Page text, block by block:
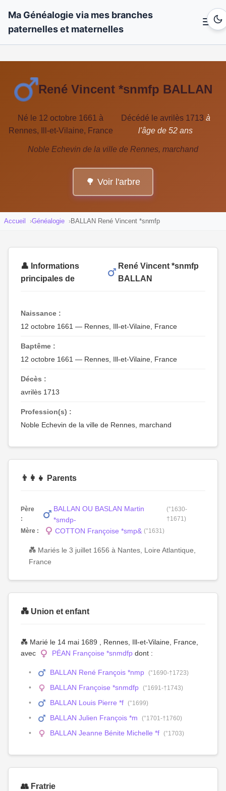
Ma Généalogie via mes branches
paternelles et maternelles
René Vincent *snmfp BALLAN
Né le 12 octobre 1661 à
Rennes, Ill-et-Vilaine, France
Décédé le avrilès 1713 à
l'âge de 52 ans
Noble Echevin de la ville de Rennes, marchand
🌳 Voir l'arbre
Accueil Généalogie BALLAN René Vincent *snmfp
👤 Informations
principales de
René Vincent *snmfp
BALLAN
Naissance :
12 octobre 1661 — Rennes, Ill-et-Vilaine, France
Baptême :
12 octobre 1661 — Rennes, Ill-et-Vilaine, France
Décès :
avrilès 1713
Profession(s) :
Noble Echevin de la ville de Rennes, marchand
👨‍👩‍👧 Parents
Père
:
BALLAN OU BASLAN Martin
*smdp-
(°1630-
†1671)
Mère :
COTTON Françoise *smp& (°1631)
💑 Mariés le 3 juillet 1656 à Nantes, Loire Atlantique,
France
💑 Union et enfant
💑 Marié le 14 mai 1689 , Rennes, Ill-et-Vilaine, France,
avec
PÉAN Françoise *snmdfp dont :
BALLAN René François *nmp (°1690-†1723)
BALLAN Françoise *snmdfp (°1691-†1743)
BALLAN Louis Pierre *f (°1699)
BALLAN Julien François *m (°1701-†1760)
BALLAN Jeanne Bénite Michelle *f (°1703)
👥 Fratrie